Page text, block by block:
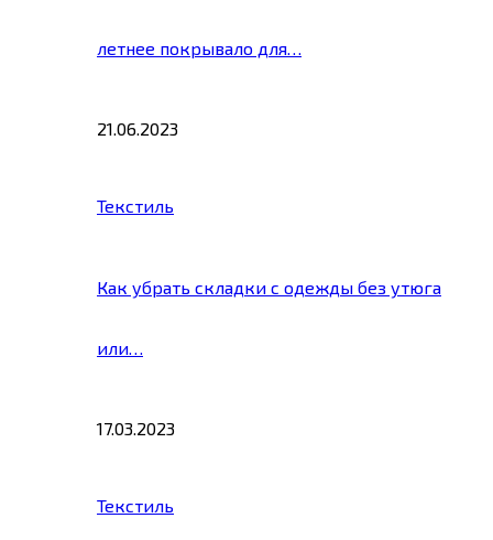
летнее покрывало для…
21.06.2023
Текстиль
Как убрать складки с одежды без утюга
или…
17.03.2023
Текстиль